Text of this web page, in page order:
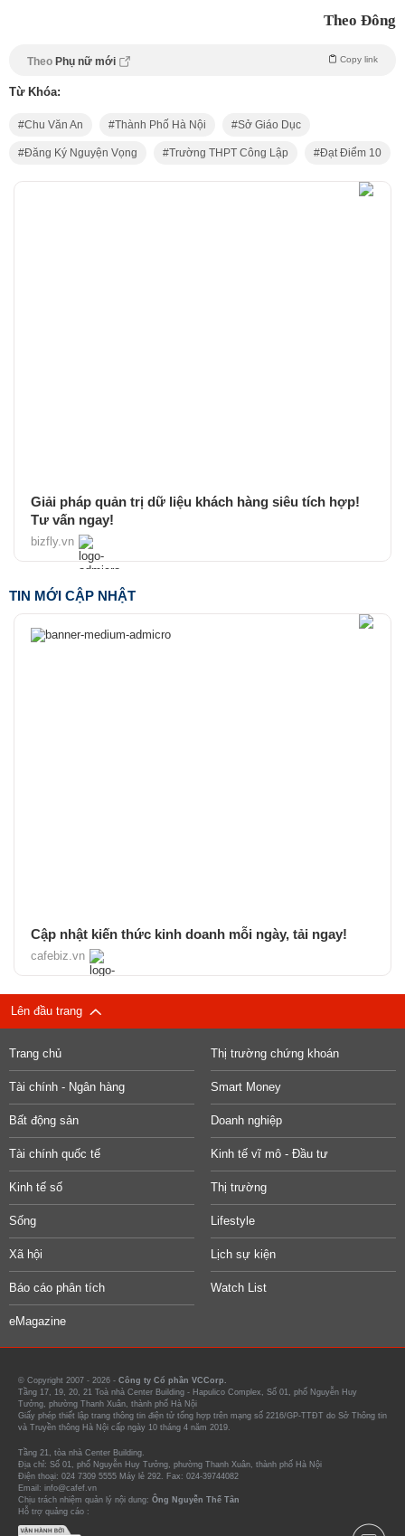
Theo Đông
Theo Phụ nữ mới Copy link
Từ Khóa:
Chu Văn An Thành Phố Hà Nội Sở Giáo Dục
Đăng Ký Nguyện Vọng Trường THPT Công Lập Đạt Điểm 10
Giải pháp quản trị dữ liệu khách hàng siêu tích hợp!
Tư vấn ngay!
bizfly.vn
TIN MỚI CẬP NHẬT
Cập nhật kiến thức kinh doanh mỗi ngày, tải ngay!
cafebiz.vn
Lên đầu trang
Trang chủ Thị trường chứng khoán
Tài chính - Ngân hàng Smart Money
Bất động sản Doanh nghiệp
Tài chính quốc tế Kinh tế vĩ mô - Đầu tư
Kinh tế số Thị trường
Sống Lifestyle
Xã hội Lịch sự kiện
Báo cáo phân tích Watch List
eMagazine
© Copyright 2007 - 2026 - Công ty Cổ phần VCCorp.
Tầng 17, 19, 20, 21 Toà nhà Center Building - Hapulico Complex, Số 01, phố Nguyễn Huy
Tưởng, phường Thanh Xuân, thành phố Hà Nội
Giấy phép thiết lập trang thông tin điện tử tổng hợp trên mạng số 2216/GP-TTĐT do Sở Thông tin
và Truyền thông Hà Nội cấp ngày 10 tháng 4 năm 2019.
Tầng 21, tòa nhà Center Building.
Địa chỉ: Số 01, phố Nguyễn Huy Tưởng, phường Thanh Xuân, thành phố Hà Nội
Điện thoại: 024 7309 5555 Máy lẻ 292. Fax: 024-39744082
Email: info@cafef.vn
Chịu trách nhiệm quản lý nội dung: Ông Nguyễn Thế Tân
Hỗ trợ quảng cáo :